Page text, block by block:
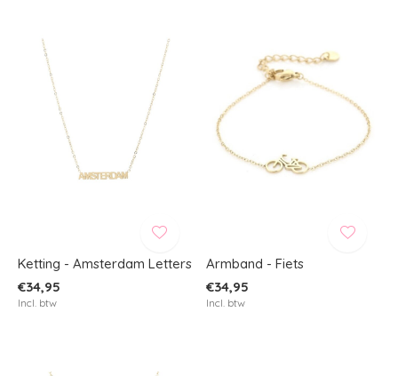
Ketting - Amsterdam Letters
€34,95
Incl. btw
Armband - Fiets
€34,95
Incl. btw